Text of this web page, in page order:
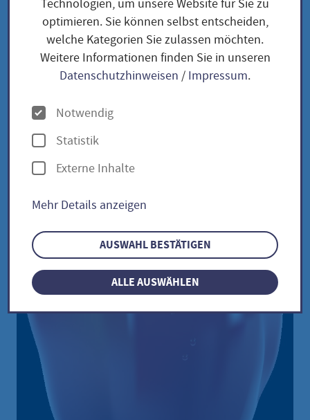
Paprika Resi /
Capsicum annuum
Paprika Resi / Capsicum
annuum
Technologien, um unsere Website für Sie zu
optimieren. Sie können selbst entscheiden,
welche Kategorien Sie zulassen möchten.
Weitere Informationen finden Sie in unseren
Datenschutzhinweisen / Impressum.
O
p
t
i
e
n
Notwendig
Statistik
Externe Inhalte
Mehr Details anzeigen
AUSWAHL BESTÄTIGEN
ALLE AUSWÄHLEN